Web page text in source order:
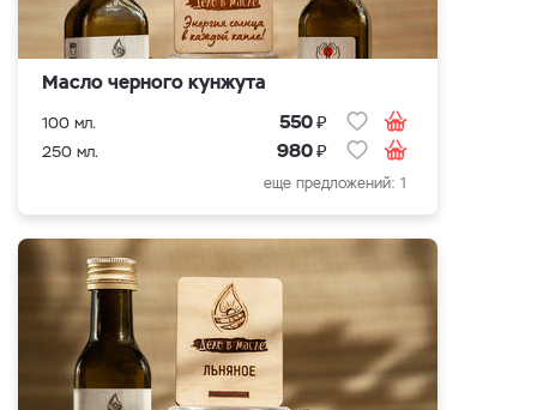
Масло черного кунжута
100 мл. 550₽
250 мл. 980₽
еще предложений: 1